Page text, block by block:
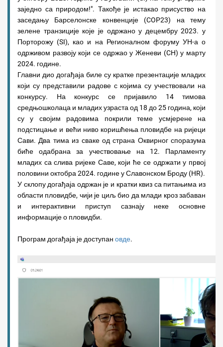
заједно са природом!". Такође је истакао присуство на
заседању Барселонске конвенције (COP23) на тему
зелене транзиције које је одржано у децембру 2023. у
Порторожу (SI), као и на Регионалном форуму УН-а о
одрживом развоју који се одржао у Женеви (CH) у марту
2024. године.
Главни дио догађаја биле су кратке презентације младих
који су представили радове с којима су учествовали на
конкурсу. На конкурс се пријавило 14 тимова
средњошколаца и младих узраста од 18 до 25 година, који
су у својим радовима покрили теме усмјерене на
подстицање и већи ниво коришћења пловидбе на ријеци
Сави. Два тима из сваке од страна Оквирног споразума
биће одабрана за учествовање на 12. Парламенту
младих са слива ријеке Саве, који ће се одржати у првој
половини октобра 2024. године у Славонском Броду (HR).
У склопу догађаја одржан је и кратки квиз са питањима из
области пловидбе, чији је циљ био да млади кроз забаван
и интерактивни приступ сазнају неке основне
информације о пловидби.
Програм догађаја је доступан овде.